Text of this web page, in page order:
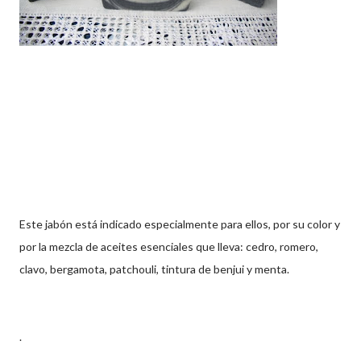
Este jabón está indicado especialmente para ellos, por su color y
por la mezcla de aceites esenciales que lleva: cedro, romero,
clavo, bergamota, patchouli, tintura de benjui y menta.
.